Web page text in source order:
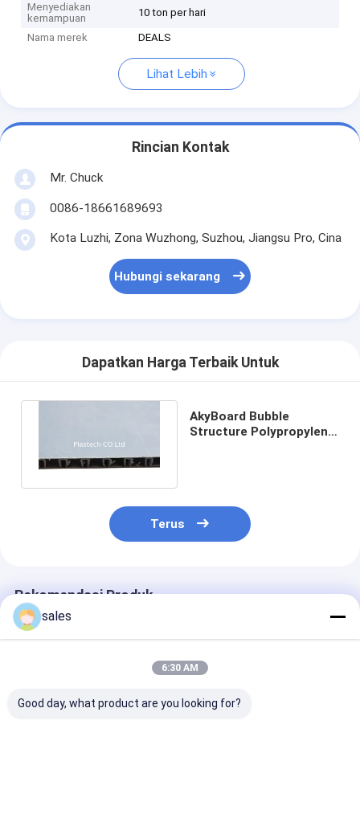
Menyediakan
kemampuan
10 ton per hari
Nama merek DEALS
Lihat Lebih
Rincian Kontak
Mr. Chuck
0086-18661689693
Kota Luzhi, Zona Wuzhong, Suzhou, Jiangsu Pro, Cina
Hubungi sekarang
Dapatkan Harga Terbaik Untuk
AkyBoard Bubble
Structure Polypropylene
Terus
Rekomendasi Produk
sales
6:30 AM
Good day, what product are you looking for?